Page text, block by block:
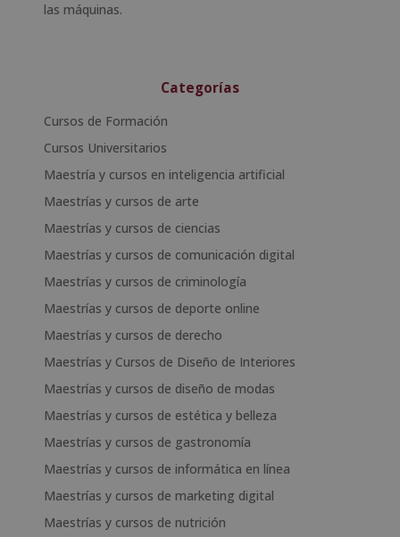
las máquinas.
Categorías
Cursos de Formación
Cursos Universitarios
Maestría y cursos en inteligencia artificial
Maestrías y cursos de arte
Maestrías y cursos de ciencias
Maestrías y cursos de comunicación digital
Maestrías y cursos de criminología
Maestrías y cursos de deporte online
Maestrías y cursos de derecho
Maestrías y Cursos de Diseño de Interiores
Maestrías y cursos de diseño de modas
Maestrías y cursos de estética y belleza
Maestrías y cursos de gastronomía
Maestrías y cursos de informática en línea
Maestrías y cursos de marketing digital
Maestrías y cursos de nutrición